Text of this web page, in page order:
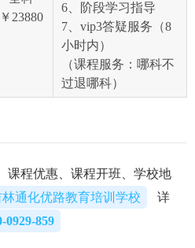
￥23880
6、阶段学习指导
7、vip3答疑服务（8
小时内）
（课程服务：哪科不
过退哪科）
课程优惠、课程开班、学校地
林通化优路教育培训学校
详
0929-859